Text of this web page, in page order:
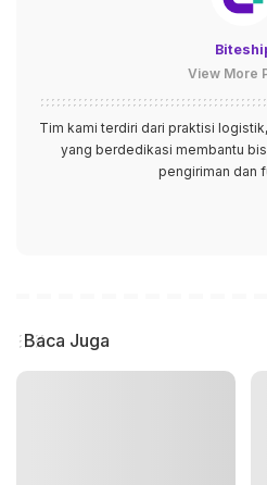
View More
Tim kami terdiri dari praktisi
yang berdedikasi membantu
pengiriman dan
Baca Juga